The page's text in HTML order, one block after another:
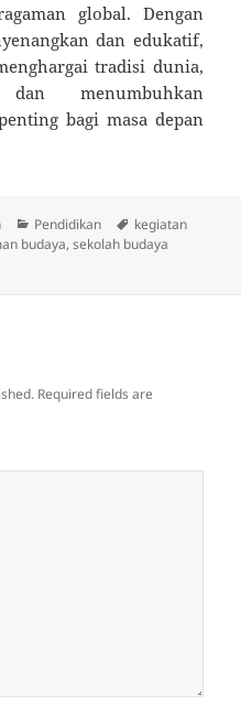
global. Dengan
dan edukatif,
tradisi dunia,
menumbuhkan
bagi masa depan
Categories
Pendidikan Tags
kegiatan
budaya,sekolah budaya
Required fields are